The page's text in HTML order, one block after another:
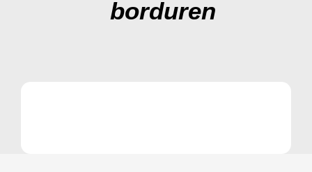
borduren